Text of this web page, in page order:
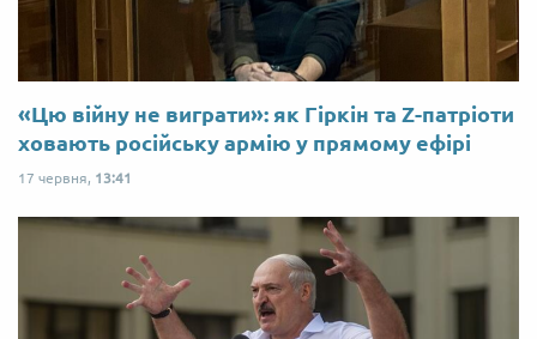
«Цю війну не виграти»: як Гіркін та Z-патріоти
ховають російську армію у прямому ефірі
17 червня, 13:41